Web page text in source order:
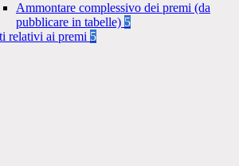
Ammontare complessivo dei premi (da
pubblicare in tabelle) 5
relativi ai premi 5